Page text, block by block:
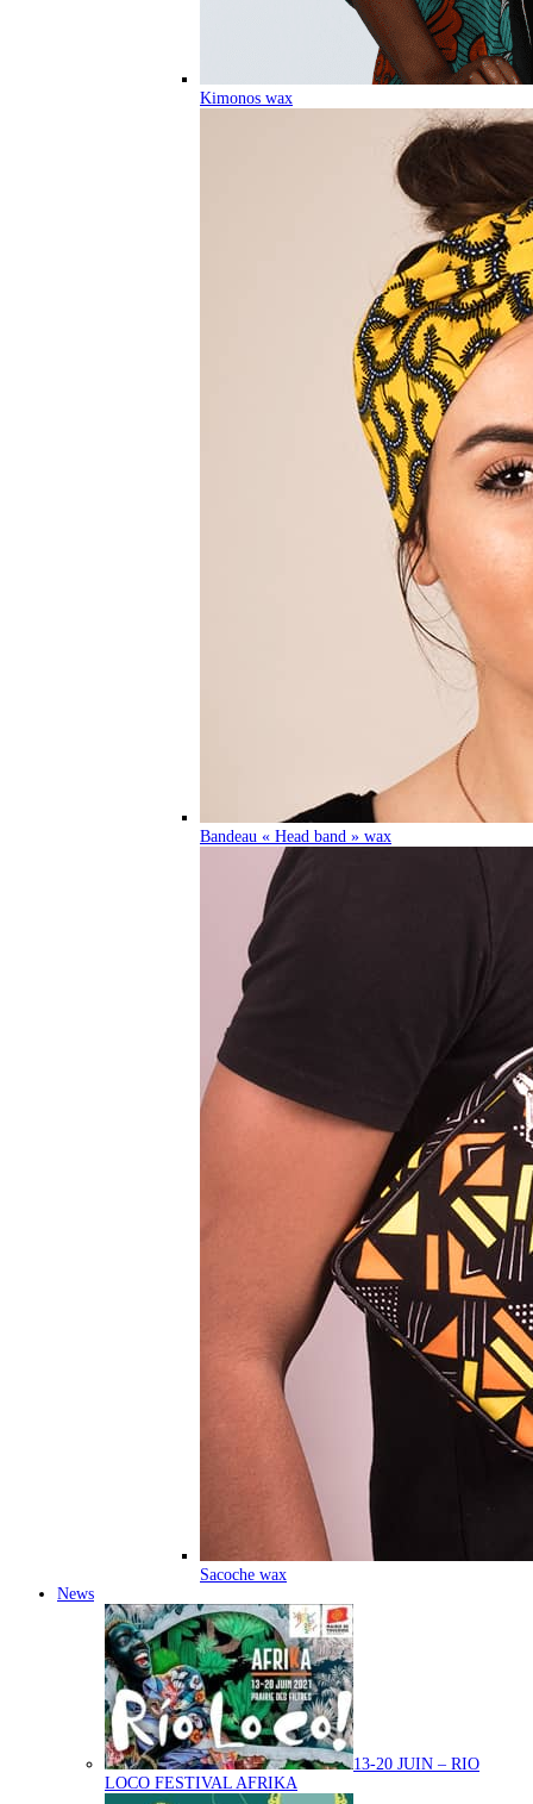
Kimonos wax
Bandeau « Head band » wax
Sacoche wax
News
13-20 JUIN – RIO
LOCO FESTIVAL AFRIKA